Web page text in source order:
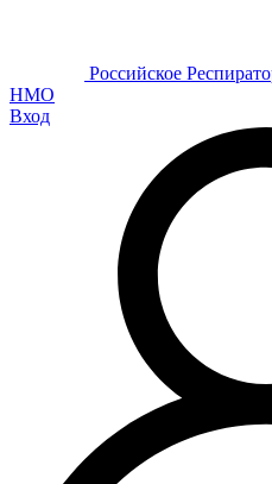
Российское Р
НМО
Вход